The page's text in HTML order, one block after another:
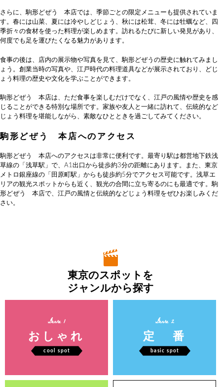
さらに、駒形どぜう 本店では、季節ごとの限定メニューも提供されていま
す。春には山菜、夏には冷やしどじょう、秋には松茸、冬には牡蠣など、四
季折々の食材を使った料理が楽しめます。訪れるたびに新しい発見があり、
何度でも足を運びたくなる魅力があります。
食事の後は、店内の展示物や写真を見て、駒形どぜうの歴史に触れてみまし
ょう。創業当時の写真や、江戸時代の料理道具などが展示されており、どじ
ょう料理の歴史や文化を学ぶことができます。
駒形どぜう 本店は、ただ食事を楽しむだけでなく、江戸の風情や歴史を感
じることができる特別な場所です。家族や友人と一緒に訪れて、伝統的など
じょう料理を堪能しながら、素敵なひとときを過ごしてみてください。
駒形どぜう 本店へのアクセス
駒形どぜう 本店へのアクセスは非常に便利です。最寄り駅は都営地下鉄浅
草線の「浅草駅」で、A1出口から徒歩約3分の距離にあります。また、東京
メトロ銀座線の「田原町駅」からも徒歩約5分でアクセス可能です。浅草エ
リアの観光スポットからも近く、観光の合間に立ち寄るのにも最適です。駒
形どぜう 本店で、江戸の風情と伝統的などじょう料理をぜひお楽しみくだ
さい。
東京のスポットを
ジャンルから探す
Genre 1
おしゃれ
cool spot
Genre 2
定 番
basic spot